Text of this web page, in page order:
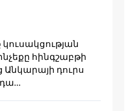
հինգշաբթի
Անկարայի դուրս
դա…